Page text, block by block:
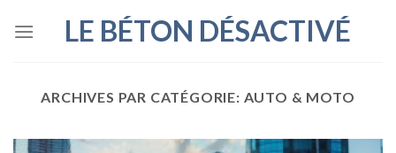
LE BÉTON DÉSACTIVÉ
ARCHIVES PAR CATÉGORIE: AUTO & MOTO